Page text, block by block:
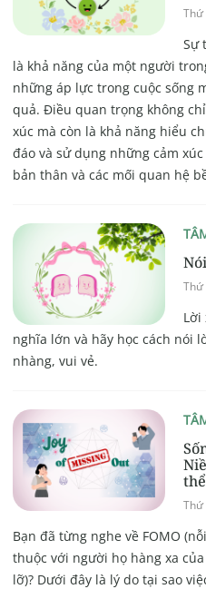
Thứ
Sự
là khả năng của một người
những áp lực trong cuộc sống
quả. Điều quan trọng không
xúc mà còn là khả năng hiểu
đáo và sử dụng những cảm
bản thân và các mối quan hệ
Thứ
Lời
nghĩa lớn và hãy học cách nói
nhàng, vui vẻ.
Thứ
Bạn đã từng nghe về FOMO
thuộc với người họ hàng xa
lỡ)? Dưới đây là lý do tại sao